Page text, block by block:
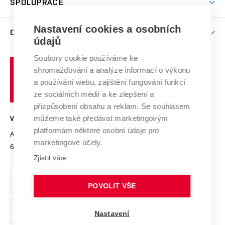
Celoživotní vzdělávání
E-přihláška
Závěrečné práce
Doktorské studium
Studium bez bariér
Podpora podnikání
Mezinárodní vědecká rada
Systém zajišťování kvality výzkumu
Výzkumné infrastruktury
Transfer znalostí
Open Science
Projekty
Projekty ze strukturálních fondů
Specifický výzkum
SPOLUPRÁCE
Firemní spolupráce
Zahraniční spolupráce
Spolupráce se školami
Mezinárodní dohody
Univerzitní sítě
O UNIVERZITĚ
Profil univerzity
Udržitelná univerzita
Podnikavá univerzita / ContriBUTe
Bezpečná univerzita
Vyznamenání
Organizační struktura
Ochrana osobních údajů
odkaz)
učení
technické
Brně
VYSOKÉ UČENÍ TECHNICKÉ V BRNĚ
Antonínská 548/1
602 00 Brno
www.vut.cz
vut@vutbr.cz
Nastavení cookies a osobních
údajů
Soubory cookie používáme ke
shromažďování a analýze informací o výkonu
a používání webu, zajištění fungování funkcí
ze sociálních médií a ke zlepšení a
přizpůsobení obsahu a reklam. Se souhlasem
můžeme také předávat marketingovým
platformám některé osobní údaje pro
marketingové účely.
Zjistit více
POVOLIT VŠE
Nastavení